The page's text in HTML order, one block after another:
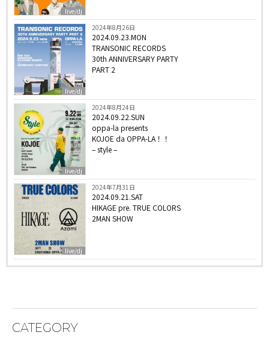
live/dj
live/dj
2024年8月26日
2024.09.23.MON
TRANSONIC RECORDS
30th ANNIVERSARY PARTY
PART 2
live/dj
2024年8月24日
2024.09.22.SUN
oppa-la presents
KOJOE da OPPA-LA！！
– style –
live/dj
2024年7月31日
2024.09.21.SAT
HIKAGE pre. TRUE COLORS
2MAN SHOW
CATEGORY